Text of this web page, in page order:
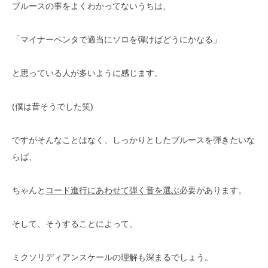
ブルースの事をよくわかってないうちは、
「マイナーペンタで適当にソロを弾けばどうにかなる」
と思っている人が多いように感じます。
(僕は昔そうでした笑)
ですがそんなことはなく、しっかりとしたブルースを弾きたいな
らば、
ちゃんと コード進行にあわせて弾く音を選ぶ必要があります。
そして、そうすることによって、
ミクソリディアンスケールの理解も深まるでしょう。